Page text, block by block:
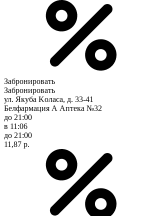
Забронировать
Забронировать
ул. Якуба Koлaca, д. 33-41
Белфармация А Аптека №32
до 21:00
в 11:06
до 21:00
11,87 р.